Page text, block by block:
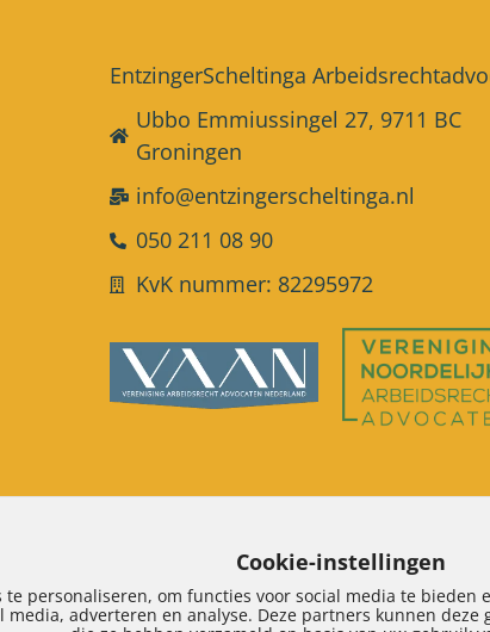
EntzingerScheltinga
Ubbo Emmiussingel 27, 9711 BC
Groningen
info@entzingerscheltinga.nl
050 211 08 90
KvK nummer: 82295972
Cookie-instellingen
personaliseren, om functies voor social media te
adverteren en analyse. Deze partners kunnen